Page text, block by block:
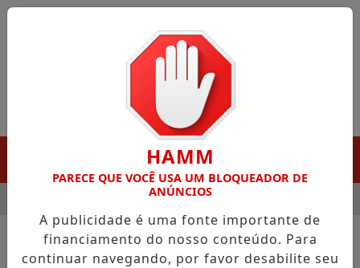
DESTAQUE EM PORTO GRANDE COM ATUAÇÃO
/FUTEBOL SEVILLA
HAMM
PARECE QUE VOCÊ USA UM BLOQUEADOR DE
ANÚNCIOS
A publicidade é uma fonte importante de
financiamento do nosso conteúdo. Para
continuar navegando, por favor desabilite seu